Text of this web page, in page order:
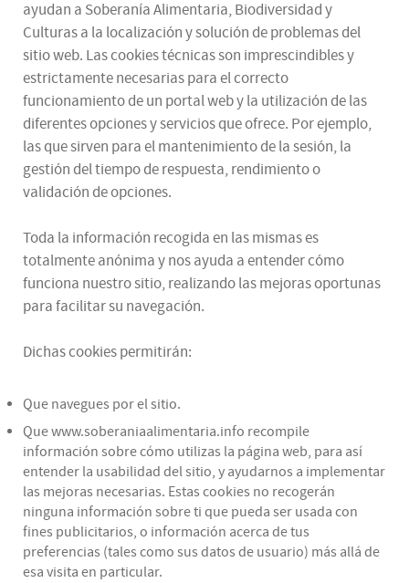
ayudan a Soberanía Alimentaria, Biodiversidad y
Culturas a la localización y solución de problemas del
sitio web. Las cookies técnicas son imprescindibles y
estrictamente necesarias para el correcto
funcionamiento de un portal web y la utilización de las
diferentes opciones y servicios que ofrece. Por ejemplo,
las que sirven para el mantenimiento de la sesión, la
gestión del tiempo de respuesta, rendimiento o
validación de opciones.
Toda la información recogida en las mismas es
totalmente anónima y nos ayuda a entender cómo
funciona nuestro sitio, realizando las mejoras oportunas
para facilitar su navegación.
Dichas cookies permitirán:
Que navegues por el sitio.
Que www.soberaniaalimentaria.info recompile
información sobre cómo utilizas la página web, para así
entender la usabilidad del sitio, y ayudarnos a implementar
las mejoras necesarias. Estas cookies no recogerán
ninguna información sobre ti que pueda ser usada con
fines publicitarios, o información acerca de tus
preferencias (tales como sus datos de usuario) más allá de
esa visita en particular.